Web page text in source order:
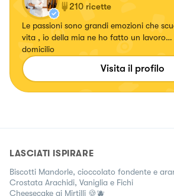
210 ricette
Le passioni sono grandi emozioni che
vita , io della mia ne ho fatto un lavoro…
domicilio
Visita il profilo
LASCIATI ISPIRARE
Biscotti Mandorle, cioccolato fondente e
Crostata Arachidi, Vaniglia e Fichi
Cheesecake ai Mirtilli 🍪🫐